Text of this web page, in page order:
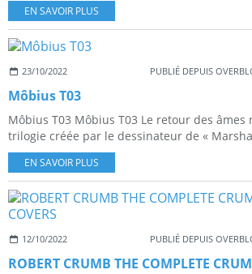
EN SAVOIR PLUS
23/10/2022 PUBLIÉ DEPUIS
Môbius T03
Môbius T03 Môbius T03 Le retour des âmes
trilogie créée par le dessinateur de «
EN SAVOIR PLUS
12/10/2022 PUBLIÉ DEPUIS